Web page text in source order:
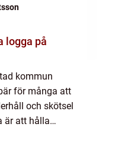
kommun
för många att
och skötsel
är att hålla